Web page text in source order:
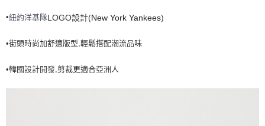
7-11取貨付款<未取貨列黑名單/不支援離島取退>
每筆NT$60，滿NT$499(含以上)免運費
•紐約洋基隊LOGO設計(New York Yankees)
•街頭時尚加舒適版型,輕鬆搭配潮流品味
•韓國設計開發,剪裁更適合亞洲人